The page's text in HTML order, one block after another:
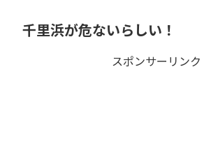
千里浜が危ないらしい！
スポンサーリンク